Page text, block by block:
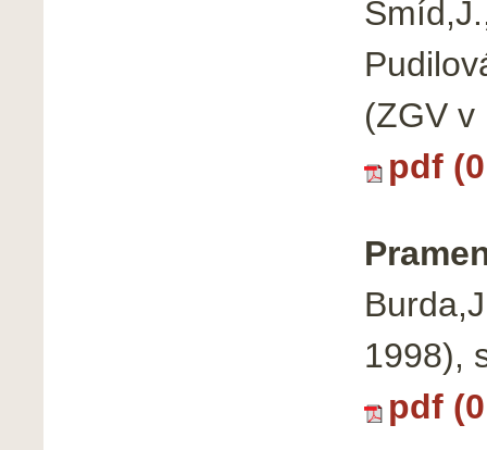
(ZGV v
pdf
1998),
pdf